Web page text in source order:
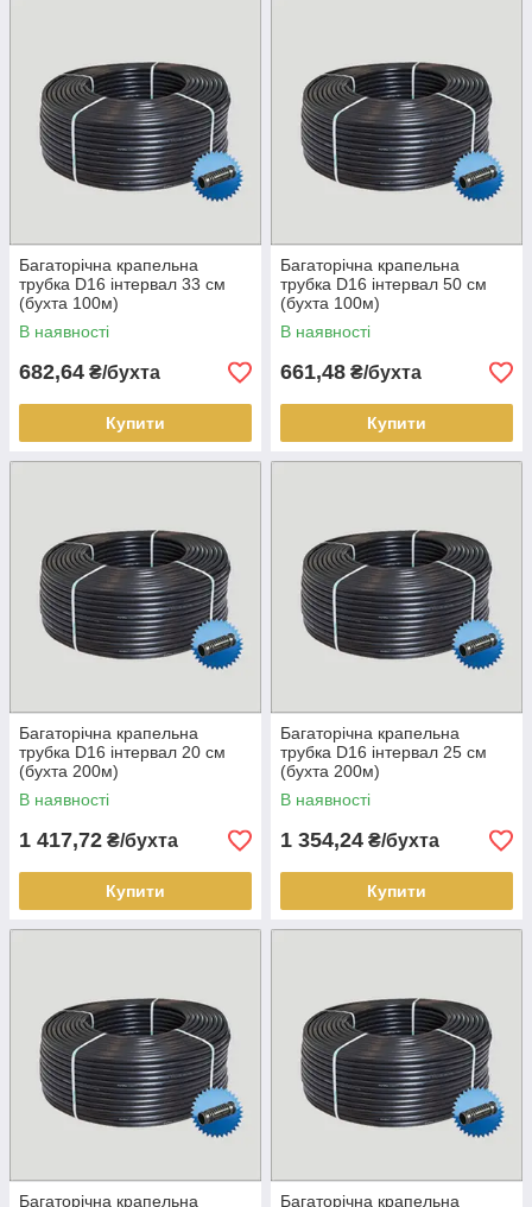
Багаторічна крапельна
трубка D16 інтервал 33 см
(бухта 100м)
В наявності
682,64 ₴/бухта
Купити
Багаторічна крапельна
трубка D16 інтервал 50 см
(бухта 100м)
В наявності
661,48 ₴/бухта
Купити
Багаторічна крапельна
трубка D16 інтервал 20 см
(бухта 200м)
В наявності
1 417,72 ₴/бухта
Купити
Багаторічна крапельна
трубка D16 інтервал 25 см
(бухта 200м)
В наявності
1 354,24 ₴/бухта
Купити
Багаторічна крапельна Багаторічна крапельна